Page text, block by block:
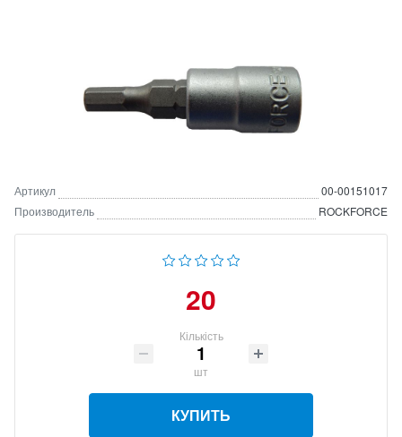
Артикул
00-00151017
Производитель
ROCKFORCE
20
Кількість
шт
КУПИТЬ